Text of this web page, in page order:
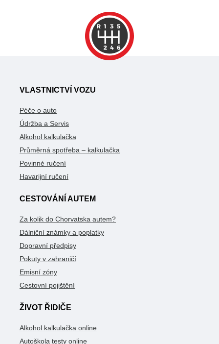
VLASTNICTVÍ VOZU
Péče o auto
Údržba a Servis
Alkohol kalkulačka
Průměrná spotřeba – kalkulačka
Povinné ručení
Havarijní ručení
CESTOVÁNÍ AUTEM
Za kolik do Chorvatska autem?
Dálniční známky a poplatky
Dopravní předpisy
Pokuty v zahraničí
Emisní zóny
Cestovní pojištění
ŽIVOT ŘIDIČE
Alkohol kalkulačka online
Autoškola testy online